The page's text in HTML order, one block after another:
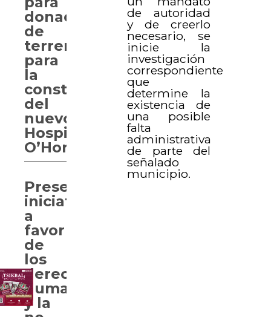
de autoridad
y de creerlo
necesario, se
inicie la
investigación
correspondiente
que
determine la
existencia de
una posible
falta
administrativa
de parte del
señalado
municipio.
donación
de
terrenos
para
la
construcción
del
nuevo
Hospital
O’Horán
Presentan
iniciativas
a
favor
de
los
derechos
humanos
y la